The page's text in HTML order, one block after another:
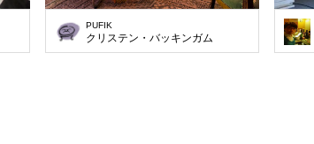
PUFIK
クリステン・バッキンガム